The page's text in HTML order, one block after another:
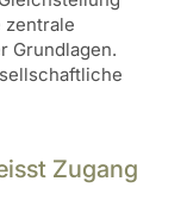
zentrale
Grundlagen.
Zugang